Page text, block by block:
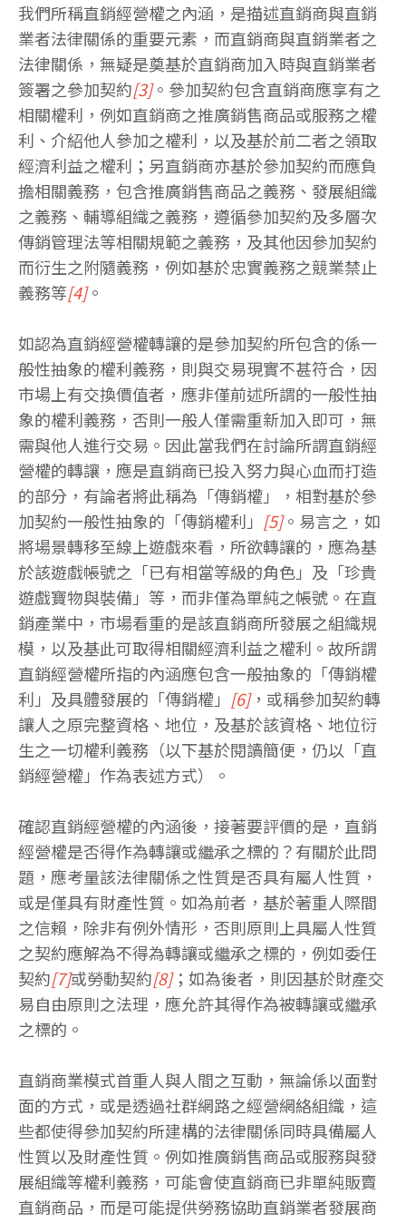
我們所稱直銷經營權之內涵，是描述直銷商與直銷
業者法律關係的重要元素，而直銷商與直銷業者之
法律關係，無疑是奠基於直銷商加入時與直銷業者
簽署之參加契約[3]。參加契約包含直銷商應享有之
相關權利，例如直銷商之推廣銷售商品或服務之權
利、介紹他人參加之權利，以及基於前二者之領取
經濟利益之權利；另直銷商亦基於參加契約而應負
擔相關義務，包含推廣銷售商品之義務、發展組織
之義務、輔導組織之義務，遵循參加契約及多層次
傳銷管理法等相關規範之義務，及其他因參加契約
而衍生之附隨義務，例如基於忠實義務之競業禁止
義務等[4]。
如認為直銷經營權轉讓的是參加契約所包含的係一
般性抽象的權利義務，則與交易現實不甚符合，因
市場上有交換價值者，應非僅前述所謂的一般性抽
象的權利義務，否則一般人僅需重新加入即可，無
需與他人進行交易。因此當我們在討論所謂直銷經
營權的轉讓，應是直銷商已投入努力與心血而打造
的部分，有論者將此稱為「傳銷權」，相對基於參
加契約一般性抽象的「傳銷權利」 [5]。易言之，如
將場景轉移至線上遊戲來看，所欲轉讓的，應為基
於該遊戲帳號之「已有相當等級的角色」及「珍貴
遊戲寶物與裝備」等，而非僅為單純之帳號。在直
銷產業中，市場看重的是該直銷商所發展之組織規
模，以及基此可取得相關經濟利益之權利。故所謂
直銷經營權所指的內涵應包含一般抽象的「傳銷權
利」及具體發展的「傳銷權」 [6]，或稱參加契約轉
讓人之原完整資格、地位，及基於該資格、地位衍
生之一切權利義務（以下基於閱讀簡便，仍以「直
銷經營權」作為表述方式）。
確認直銷經營權的內涵後，接著要評價的是，直銷
經營權是否得作為轉讓或繼承之標的？有關於此問
題，應考量該法律關係之性質是否具有屬人性質，
或是僅具有財產性質。如為前者，基於著重人際間
之信賴，除非有例外情形，否則原則上具屬人性質
之契約應解為不得為轉讓或繼承之標的，例如委任
契約[7]或勞動契約[8]；如為後者，則因基於財產交
易自由原則之法理，應允許其得作為被轉讓或繼承
之標的。
直銷商業模式首重人與人間之互動，無論係以面對
面的方式，或是透過社群網路之經營網絡組織，這
些都使得參加契約所建構的法律關係同時具備屬人
性質以及財產性質。例如推廣銷售商品或服務與發
展組織等權利義務，可能會使直銷商已非單純販賣
直銷商品，而是可能提供勞務協助直銷業者發展商